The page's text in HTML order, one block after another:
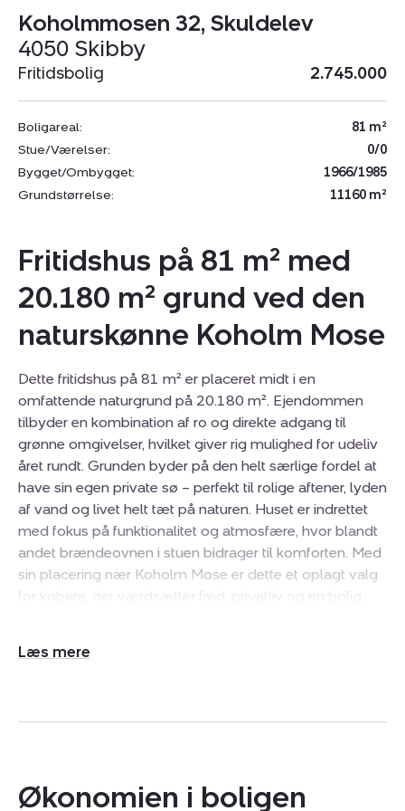
Koholmmosen 32, Skuldelev
4050 Skibby
Fritidsbolig 2.745.000
Boligareal:
81 m²
Stue/Værelser:
0/0
Bygget/Ombygget:
1966/1985
Grundstørrelse:
11160 m²
Fritidshus på 81 m² med
20.180 m² grund ved den
naturskønne Koholm Mose
Dette fritidshus på 81 m² er placeret midt i en
omfattende naturgrund på 20.180 m². Ejendommen
tilbyder en kombination af ro og direkte adgang til
grønne omgivelser, hvilket giver rig mulighed for udeliv
året rundt. Grunden byder på den helt særlige fordel at
have sin egen private sø – perfekt til rolige aftener, lyden
af vand og livet helt tæt på naturen. Huset er indrettet
med fokus på funktionalitet og atmosfære, hvor blandt
andet brændeovnen i stuen bidrager til komforten. Med
sin placering nær Koholm Mose er dette et oplagt valg
for købere, der værdsætter fred, privatliv og en bolig,
Indenfor fordeler boligen sig på 81 m² med en
samlingspunkt, hvor loft til kip og de store
stue, alrum og det funktionelle køkken giver gode
Økonomien i boligen